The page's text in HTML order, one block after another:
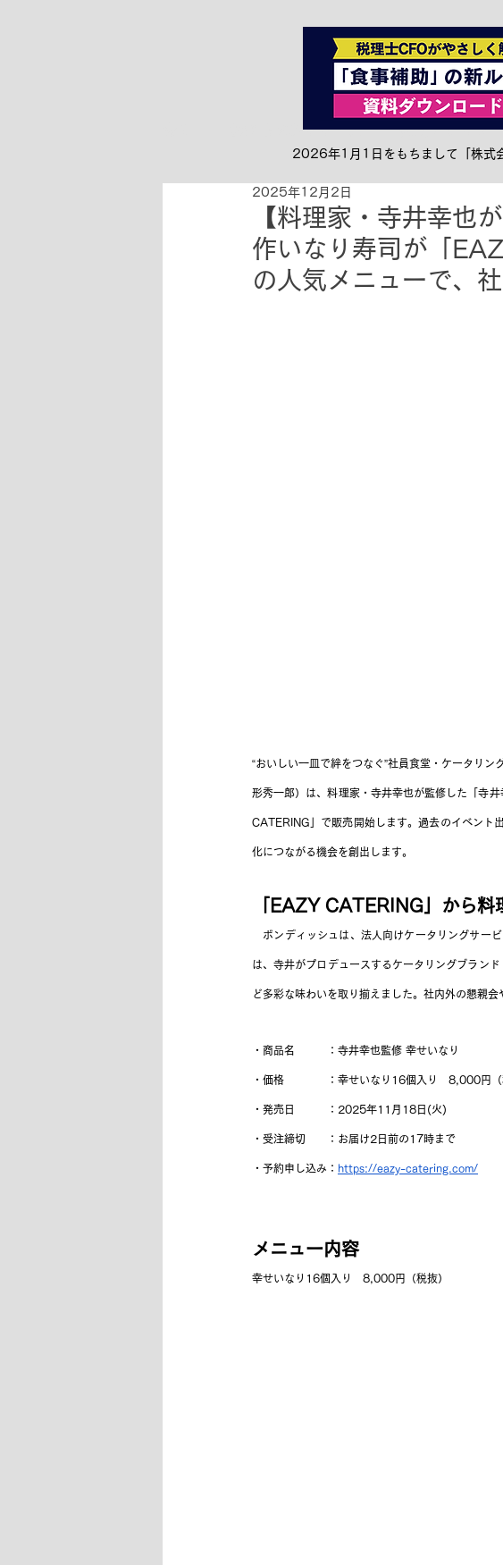
お知らせ&リリース 社食トピック
【料理家・寺井幸也
作いなり寿司が「
の人気メニューで、
2025年12月2日
“おいしい一皿で絆をつなぐ”社員食堂・ケータリ
形秀一郎）は、料理家・寺井幸也が監修した「寺
CATERING」で販売開始します。過去のイベント
化につながる機会を創出します。
「EAZY CATERING」から料
ボンディッシュは、法人向けケータリングサー
は、寺井がプロデュースするケータリングブラン
ど多彩な味わいを取り揃えました。社内外の懇親
・商品名　　　： 寺井幸也監修 幸せいなり
・価格　　　　：幸せいなり16個入り　8,000円
・発売日　　　：2025年11月18日(火)
・受注締切　　：お届け2日前の17時まで
・予約申し込み： https://eazy-catering.com/
メニュー内容
幸せいなり16個入り　8,000円（税抜）
2026年1月1日をもちまして「株式